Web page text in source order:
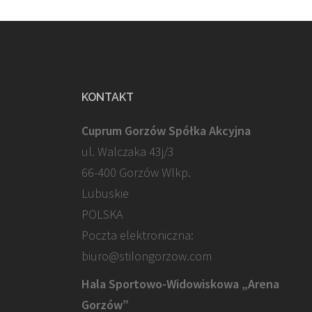
KONTAKT
Cuprum Gorzów Spółka Akcyjna
ul. Walczaka 43j/3
66-400 Gorzów Wlkp.
Lubuskie
POLSKA
Poczta elektroniczna:
biuro@stilongorzow.com
Hala Sportowo-Widowiskowa „Arena
Gorzów”